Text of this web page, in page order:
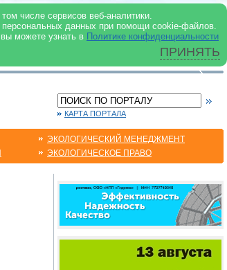
числе сервисов веб-аналитики.
персональных данных при помощи cookie-файлов.
можете узнать в Политике конфиденциальности
ПРИНЯТЬ
КАРТА ПОРТАЛА
ЭКОЛОГИЧЕСКИЙ МЕНЕДЖМЕНТ
ЭКОЛОГИЧЕСКОЕ ПРАВО